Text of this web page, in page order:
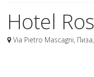
Hotel
Via Pietro Mascagni, Пиза,